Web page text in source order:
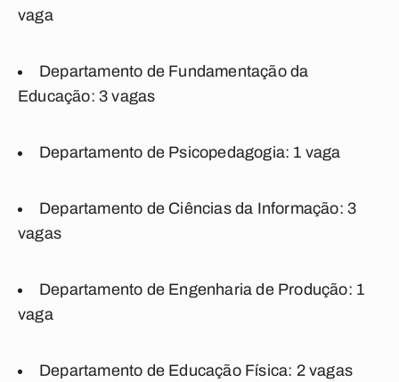
vaga
Departamento de Fundamentação da
Educação: 3 vagas
Departamento de Psicopedagogia: 1 vaga
Departamento de Ciências da Informação: 3
vagas
Departamento de Engenharia de Produção: 1
vaga
Departamento de Educação Física: 2 vagas